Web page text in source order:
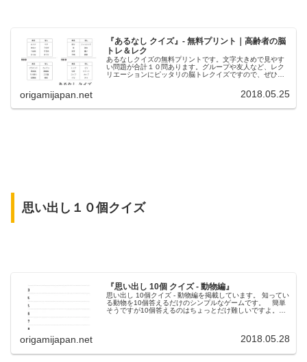
『あるなし クイズ』- 無料プリント｜高齢者の脳
トレ＆レク
あるなしクイズの無料プリントです。文字大きめで見やす
い問題が合計１０問あります。グループや友人など、レク
リエーションにピッタリの脳トレクイズですので、ぜひ皆
origamijapan.net 2018.05.25
思い出し１０個クイズ
『思い出し 10個 クイズ - 動物編』
思い出し 10個クイズ - 動物編を掲載しています。 知ってい
る動物を10個答えるだけのシンプルなゲームです。 簡単
そうですが10個答えるのはちょっとだけ難しいですよ。
origamijapan.net 2018.05.28